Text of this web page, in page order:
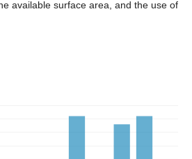
available surface area, and the use of